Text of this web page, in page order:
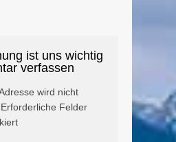
ist uns wichtig
verfassen
wird nicht
Erforderliche Felder